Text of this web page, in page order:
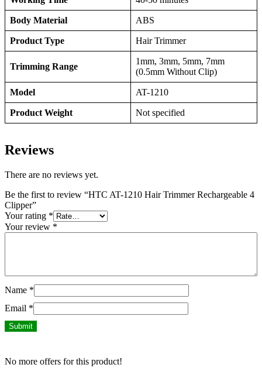
Body Material ABS
Product Type Hair Trimmer
Trimming Range
1mm, 3mm, 5mm, 7mm
(0.5mm Without Clip)
Model AT-1210
Product Weight Not specified
Reviews
There are no reviews yet.
Be the first to review “HTC AT-1210 Hair Trimmer Rechargeable 4
Clipper”
Your rating *
Your review *
Name *
Email *
No more offers for this product!